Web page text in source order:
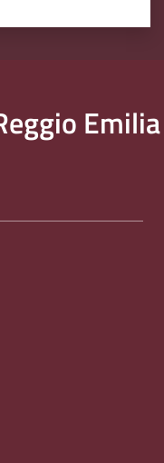
Emilia